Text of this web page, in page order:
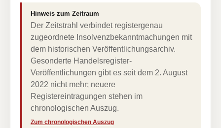
Hinweis zum Zeitraum
Der Zeitstrahl verbindet registergenau
zugeordnete Insolvenzbekanntmachungen mit
dem historischen Veröffentlichungsarchiv.
Gesonderte Handelsregister-
Veröffentlichungen gibt es seit dem 2. August
2022 nicht mehr; neuere
Registereintragungen stehen im
chronologischen Auszug.
Zum chronologischen Auszug